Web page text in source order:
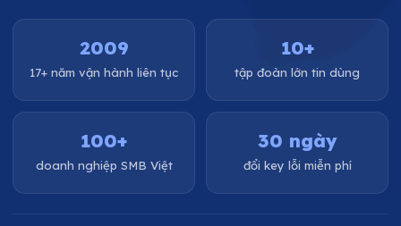
2009
17+ năm vận hành liên tục
10+
tập đoàn lớn tin dùng
100+
doanh nghiệp SMB Việt
30 ngày
đổi key lỗi miễn phí